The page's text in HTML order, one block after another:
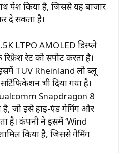
पेश किया है, जिससे यह बाजार
दे सकता है।
LTPO AMOLED डिस्प्ले
रेट को सपोर्ट करता है।
TUV Rheinland लो ब्लू
भी दिया गया है।
Snapdragon 8
है, जो इसे हाई-एंड गेमिंग और
है। कंपनी ने इसमें ‘Wind
किया है, जिससे गेमिंग